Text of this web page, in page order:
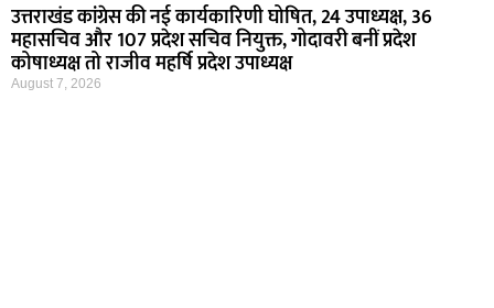
उत्तराखंड कांग्रेस की नई कार्यकारिणी घोषित, 24 उपाध्यक्ष, 36
महासचिव और 107 प्रदेश सचिव नियुक्त, गोदावरी बनीं प्रदेश
कोषाध्यक्ष तो राजीव महर्षि प्रदेश उपाध्यक्ष
August 7, 2026